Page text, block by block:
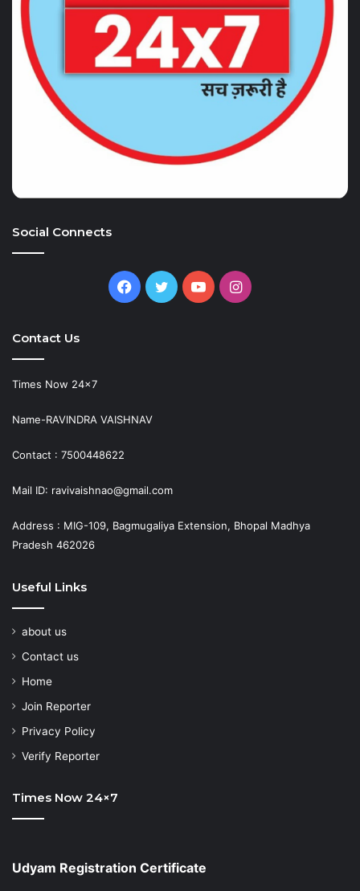
Social Connects
Facebook
TwitterYouTubeInstagram
Contact Us
Times Now 24×7
Name-RAVINDRA VAISHNAV
Contact : 7500448622
Mail ID: ravivaishnao@gmail.com
Address : MIG-109, Bagmugaliya Extension, Bhopal Madhya
Pradesh 462026
Useful Links
about us
Contact us
Home
Join Reporter
Privacy Policy
Verify Reporter
Times Now 24×7
Udyam Registration Certificate